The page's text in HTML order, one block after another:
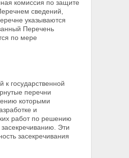
комиссия по защите
сведений,
указываются
Перечень
по мере
государственной
перечни
которыми
и
работ по решению
Эти
засекречивания